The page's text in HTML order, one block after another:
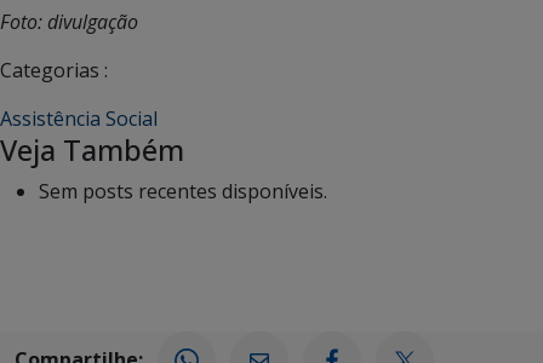
Foto: divulgação
Categorias :
Assistência Social
Veja Também
Sem posts recentes disponíveis.